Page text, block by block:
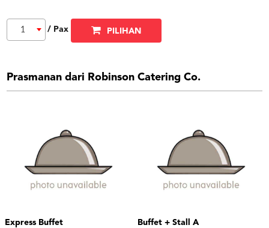
1 / Pax PILIHAN
Prasmanan dari Robinson Catering Co.
Express Buffet
Buffet + Stall A